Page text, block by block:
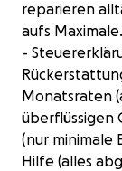
reparieren
aufs
-
Monatsraten
überflüssigen
(nur minimale
Hilfe (alles